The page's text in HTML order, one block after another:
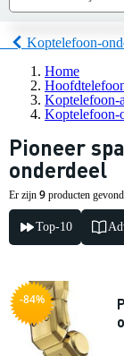
Koptelefoon-
Home
Koptelefoon-
Koptelefoon-
Pioneer
onderdeel
Er zijn 9 producten
Top-10
-84%